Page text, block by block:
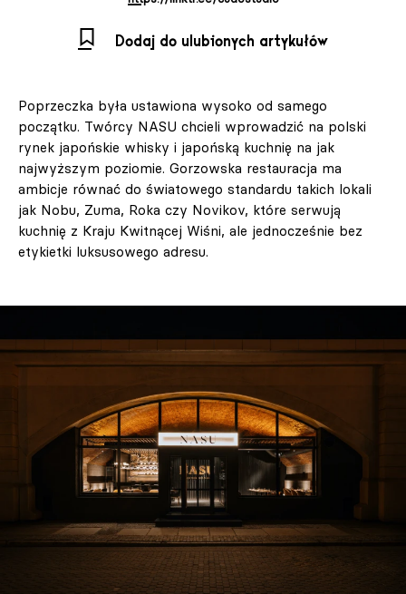
Dodaj do ulubionych artykułów
Poprzeczka była ustawiona wysoko od samego
początku. Twórcy NASU chcieli wprowadzić na polski
rynek japońskie whisky i japońską kuchnię na jak
najwyższym poziomie. Gorzowska restauracja ma
ambicje równać do światowego standardu takich lokali
jak Nobu, Zuma, Roka czy Novikov, które serwują
kuchnię z Kraju Kwitnącej Wiśni, ale jednocześnie bez
etykietki luksusowego adresu.